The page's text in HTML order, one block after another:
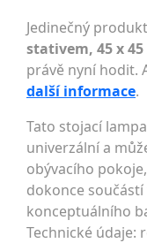
Jedinečný produkt
stativem, 45 x 45
právě nyní hodit.
další informace.
Tato stojací
univerzální a
obývacího
dokonce
konceptuálního
Technické údaje: